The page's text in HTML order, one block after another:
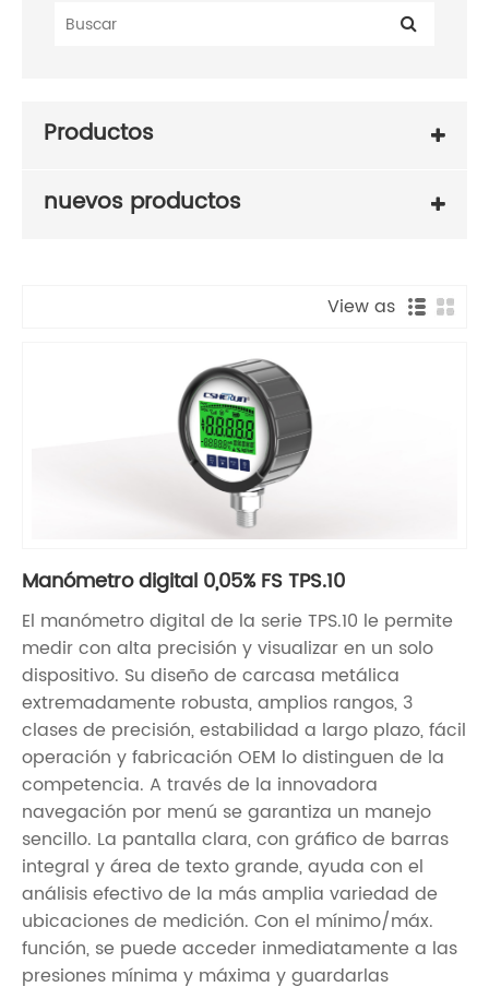
Productos
nuevos productos
View as
Manómetro digital 0,05% FS TPS.10
El manómetro digital de la serie TPS.10 le permite
medir con alta precisión y visualizar en un solo
dispositivo. Su diseño de carcasa metálica
extremadamente robusta, amplios rangos, 3
clases de precisión, estabilidad a largo plazo, fácil
operación y fabricación OEM lo distinguen de la
competencia. A través de la innovadora
navegación por menú se garantiza un manejo
sencillo. La pantalla clara, con gráfico de barras
integral y área de texto grande, ayuda con el
análisis efectivo de la más amplia variedad de
ubicaciones de medición. Con el mínimo/máx.
función, se puede acceder inmediatamente a las
presiones mínima y máxima y guardarlas